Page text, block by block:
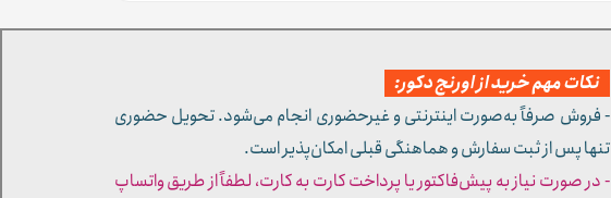
نکات مهم خرید از اورنج دکور:
- فروش صرفاً به‌صورت اینترنتی و غیرحضوری انجام می‌شود. تحویل حضوری
تنها پس از ثبت سفارش و هماهنگی قبلی امکان‌پذیر است.
- در صورت نیاز به پیش‌فاکتور یا پرداخت کارت به کارت، لطفاً از طریق واتساپ